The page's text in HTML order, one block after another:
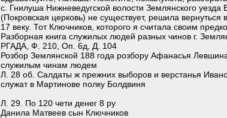
с. Гнилуша Нижневедугской волости Землянского уезда
(Покровская церковь) не существует, решила вернуться
17 веку. Тот Ключников, которого я считала своим
Разборная книга служилых людей разных чинов г.
РГАДА, Ф. 210, Оп. 6д, Д. 104
Розбор Землянской 188 года розбору Афанасья
служилым чинам людем
Л. 28 об. Салдаты ж прежних выборов и верстанья
служат в Мартинове полку Болдвиня
Л. 29. По 120 чети денег 8 ру
Данила Матвеев сын Ключников